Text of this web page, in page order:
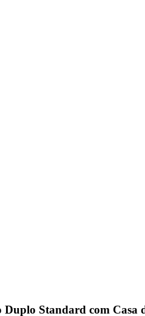
Duplo Standard com Casa